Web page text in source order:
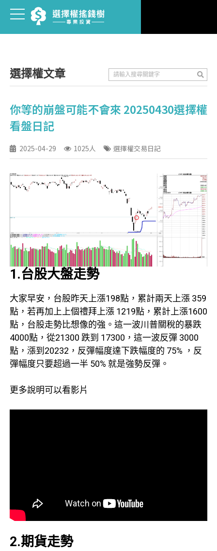
選擇權文章
你等的崩盤可能不會來 20250430選擇權
看盤日記
2025-04-29 1025人 選擇權交易日記
1.台股大盤走勢
大家早安，台股昨天上漲198點，累計兩天上漲 359
點，若再加上上個禮拜上漲 1219點，累計上漲1600
點，台股走勢比想像的強。這一波川普關稅的暴跌
4000點，從21300 跌到 17300，這一波反彈 3000
點，漲到20232，反彈幅度達下跌幅度的 75% ，反
彈幅度只要超過一半 50% 就是強勢反彈。
更多說明可以看影片
2.期貨走勢